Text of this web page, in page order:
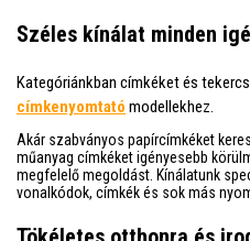
Széles kínálat minden
Kategóriánkban címkéket és
címkenyomtató modellekhez.
Akár szabványos papírcímkéket
műanyag címkéket igényesebb
megfelelő megoldást. Kínálatunk
vonalkódok, címkék és sok más